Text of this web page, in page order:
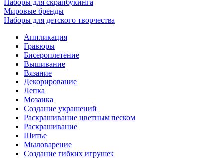
Наборы для скрапбукинга
Мировые бренды
Наборы для детского творчества
Аппликация
Гравюры
Бисероплетение
Вышивание
Вязание
Декорирование
Лепка
Мозаика
Создание украшений
Раскрашивание цветным песком
Раскрашивание
Шитье
Мыловарение
Создание гибких игрушек